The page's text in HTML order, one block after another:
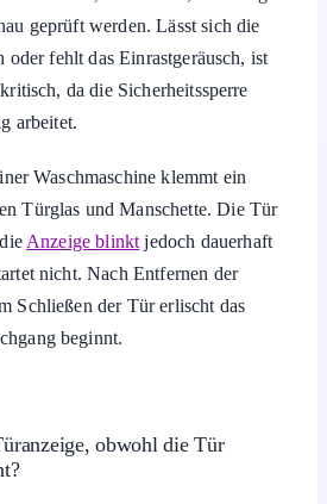
geprüft werden. Lässt sich die
fehlt das Einrastgeräusch, ist
da die Sicherheitssperre
arbeitet.
Waschmaschine klemmt ein
Türglas und Manschette. Die Tür
Anzeige blinkt jedoch dauerhaft
nicht. Nach Entfernen der
Schließen der Tür erlischt das
beginnt.
obwohl die Tür